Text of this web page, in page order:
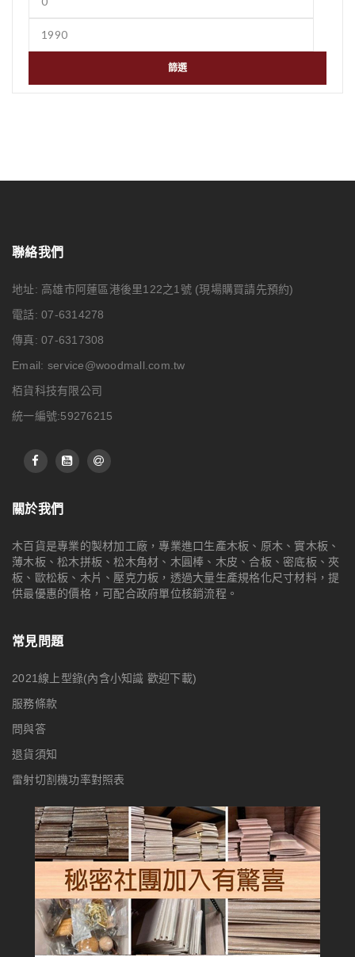
篩選
聯絡我們
地址: 高雄市阿蓮區港後里122之1號 (現場購買請先預約)
電話: 07-6314278
傳真: 07-6317308
Email: service@woodmall.com.tw
栢貨科技有限公司
統一編號:59276215
關於我們
木百貨是專業的製材加工廠，專業進口生產木板、原木、實木板、
薄木板、松木拼板、松木角材、木圓棒、木皮、合板、密底板、夾
板、歐松板、木片、壓克力板，透過大量生產規格化尺寸材料，提
供最優惠的價格，可配合政府單位核銷流程。
常見問題
2021線上型錄(內含小知識 歡迎下載)
服務條款
問與答
退貨須知
雷射切割機功率對照表